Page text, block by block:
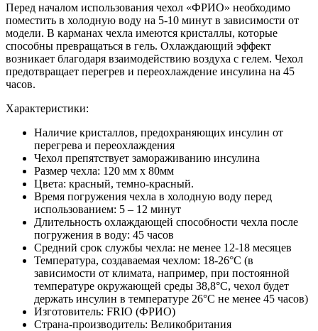
Перед началом использования чехол «ФРИО» необходимо
поместить в холодную воду на 5-10 минут в зависимости от
модели. В карманах чехла имеются кристаллы, которые
способны превращаться в гель. Охлаждающий эффект
возникает благодаря взаимодействию воздуха с гелем. Чехол
предотвращает перегрев и переохлаждение инсулина на 45
часов.
Характеристики:
Наличие кристаллов, предохраняющих инсулин от
перегрева и переохлаждения
Чехол препятствует замораживанию инсулина
Размер чехла: 120 мм x 80мм
Цвета: красный, темно-красный.
Время погружения чехла в холодную воду перед
использованием: 5 – 12 минут
Длительность охлаждающей способности чехла после
погружения в воду: 45 часов
Средний срок службы чехла: не менее 12-18 месяцев
Температура, создаваемая чехлом: 18-26°C (в
зависимости от климата, например, при постоянной
температуре окружающей среды 38,8°C, чехол будет
держать инсулин в температуре 26°C не менее 45 часов)
Изготовитель: FRIO (ФРИО)
Страна-производитель: Великобритания